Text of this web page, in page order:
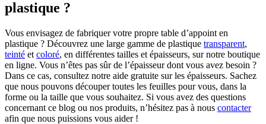
plastique ?
Vous envisagez de fabriquer votre propre table d’appoint en
plastique ? Découvrez une large gamme de plastique transparent,
teinté et coloré, en différentes tailles et épaisseurs, sur notre boutique
en ligne. Vous n’êtes pas sûr de l’épaisseur dont vous avez besoin ?
Dans ce cas, consultez notre aide gratuite sur les épaisseurs. Sachez
que nous pouvons découper toutes les feuilles pour vous, dans la
forme ou la taille que vous souhaitez. Si vous avez des questions
concernant ce blog ou nos produits, n’hésitez pas à nous contacter
afin que nous puissions vous aider !